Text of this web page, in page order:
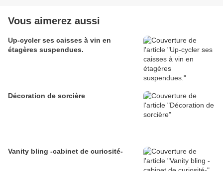
Vous aimerez aussi
Up-cycler ses caisses à vin en
étagères suspendues.
Décoration de sorcière
Vanity bling -cabinet de curiosité-